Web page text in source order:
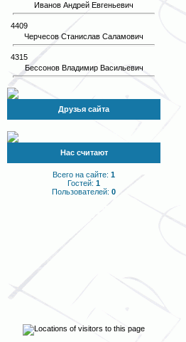
Иванов Андрей Евгеньевич
4409
Черчесов Станислав Саламович
4315
Бессонов Владимир Васильевич
Друзья сайта
Нас считают
Всего на сайте: 1
Гостей: 1
Пользователей: 0